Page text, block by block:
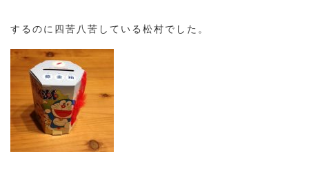
するのに四苦八苦している松村でした。